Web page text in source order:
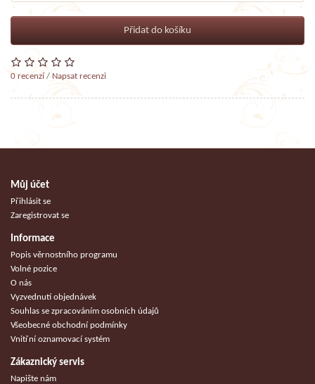
Přidat do košíku
0 recenzí/ Napsat recenzi
Můj účet
Přihlásit se
Zaregistrovat se
Informace
Popis věrnostního programu
Volné pozice
O nás
Vyzvednutí objednávek
Souhlas se zpracováním osobních údajů
Všeobecné obchodní podmínky
Vnitřní oznamovací systém
Zákaznický servis
Napište nám